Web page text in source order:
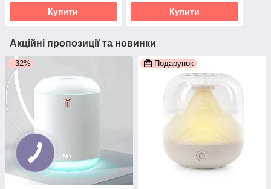
Купити Купити
Акційні пропозиції та новинки
–32% Подарунок